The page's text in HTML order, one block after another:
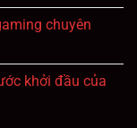
chuyên
khởi đầu của